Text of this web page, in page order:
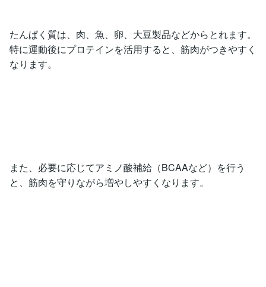
たんぱく質は、肉、魚、卵、大豆製品などからとれます。
特に運動後にプロテインを活用すると、筋肉がつきやすく
なります。
また、必要に応じてアミノ酸補給（BCAAなど）を行う
と、筋肉を守りながら増やしやすくなります。